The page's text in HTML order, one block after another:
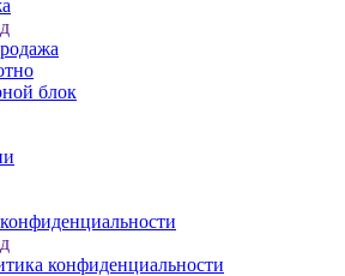
блок
конфиденциальности